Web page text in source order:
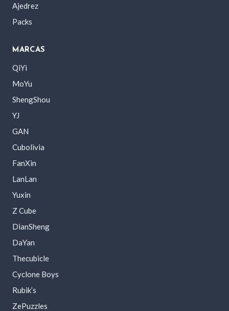
Ajedrez
Packs
MARCAS
QiYi
MoYu
ShengShou
YJ
GAN
Cubolivia
FanXin
LanLan
Yuxin
Z Cube
DianSheng
DaYan
Thecubicle
Cyclone Boys
Rubik’s
ZePuzzles